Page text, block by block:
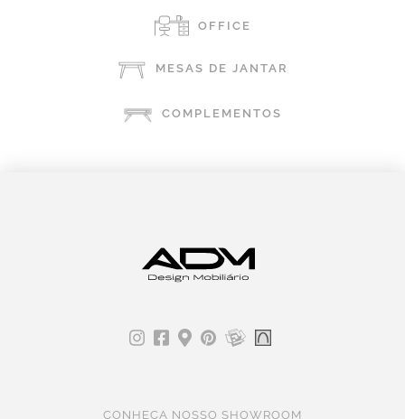
OFFICE
MESAS DE JANTAR
COMPLEMENTOS
CONHEÇA NOSSO SHOWROOM